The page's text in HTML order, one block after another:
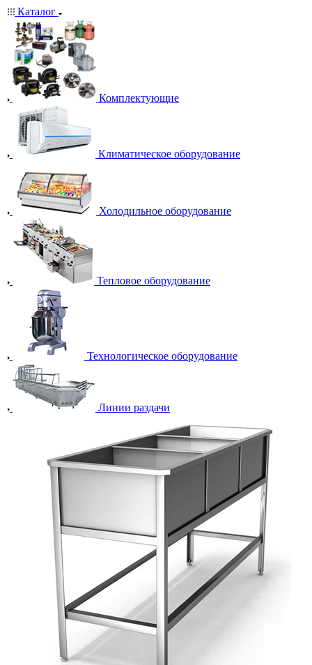
Каталог
Комплектующие
Климатическое оборудование
Холодильное оборудование
Тепловое оборудование
Технологическое оборудование
Линии раздачи